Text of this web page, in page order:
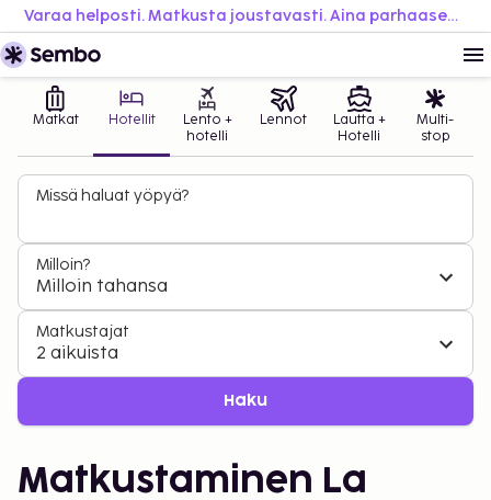
Varaa helposti. Matkusta joustavasti. Aina parhaaseen hintaan.
Matkat Hotellit
Lento +
hotelli
Lennot
Lautta +
Hotelli
Multi-
stop
Missä haluat yöpyä?
Milloin?
Milloin tahansa
Matkustajat
2 aikuista
Haku
Matkustaminen La